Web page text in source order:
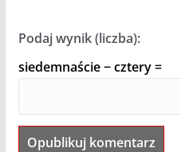
Podaj wynik (liczba):
siedemnaście − cztery =